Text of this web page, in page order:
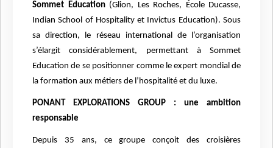
Sommet Education(Glion, Les Roches, École Ducasse,
Indian School of Hospitality et Invictus Education). Sous
sa direction, le réseau international de l’organisation
s’élargit considérablement, permettant à Sommet
Education de se positionner comme le expert mondial de
la formation aux métiers de l’hospitalité et du luxe.
PONANT EXPLORATIONS GROUP : une ambition
responsable
Depuis 35 ans, ce groupe conçoit des croisières